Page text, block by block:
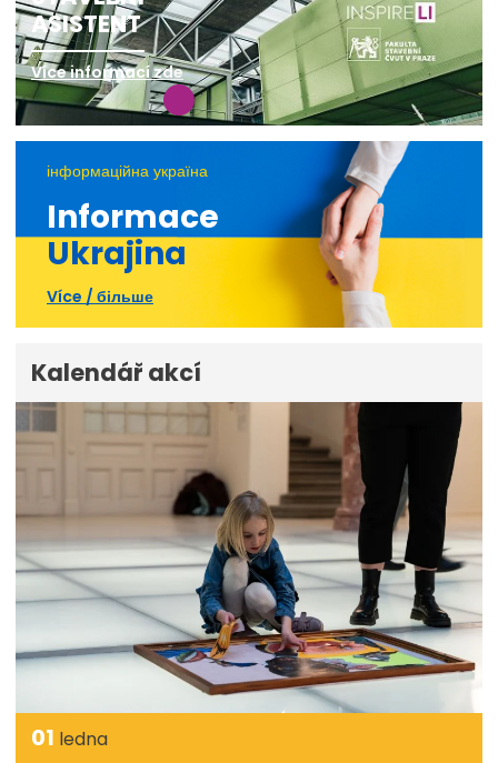
ASISTENT
Více informací zde
інформаційна україна
Informace
Ukrajina
Více / більше
Kalendář akcí
01 ledna